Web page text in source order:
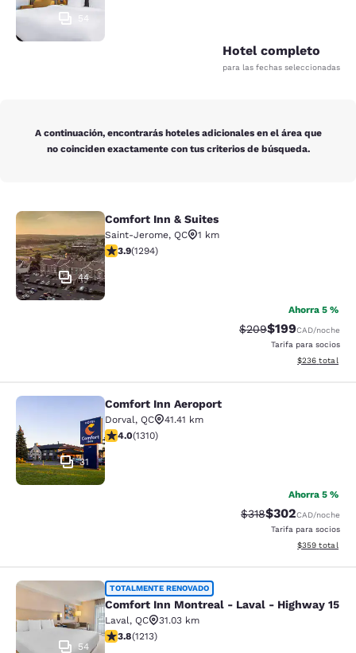
54
Hotel completo
para las fechas seleccionadas
A continuación, encontrarás hoteles adicionales en el área que
no coinciden exactamente con tus criterios de búsqueda.
Comfort Inn & Suites
44
Comfort Inn & Suites
Saint-Jerome, QC
1 km
calificación de 3.89 estrellas. Bueno. 1294 reseñas
3.9(1294)
Ahorra 5 %
Precio tachado:
$209Precio con
$199CAD/noche
Tarifa para socios
Ver detalles
$236 total
Comfort Inn Aeroport
31
Comfort Inn Aeroport
Dorval, QC
41.41 km
calificación de 4.04 estrellas. Muy bueno. 1310
4.0(1310)
Ahorra 5 %
Precio tachado:
$318Precio con
$302CAD/noche
Tarifa para socios
Ver detalles
$359 total
Comfort Inn Montreal - Laval -
54
TOTALMENTE RENOVADO
Comfort Inn Montreal - Laval - Highway 15
Laval, QC
31.03 km
calificación de 3.81 estrellas. Bueno. 1213 reseñas
3.8(1213)